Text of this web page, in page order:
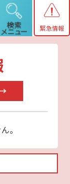
緊急情報
。